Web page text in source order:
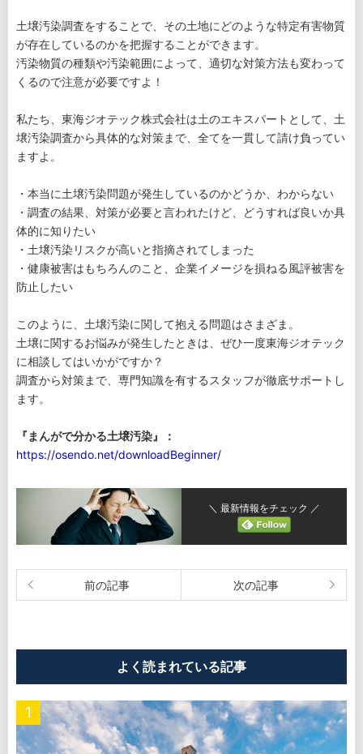
土壌汚染調査をすることで、その土地にどのような特定有害物質
が存在しているのかを把握することができます。
汚染物質の種類や汚染範囲によって、適切な対策方法も変わって
くるので注意が必要ですよ！
私たち、東海ジオテック株式会社は土のエキスパートとして、土
壌汚染調査から具体的な対策まで、全てを一貫して請け負ってい
ますよ。
・本当に土壌汚染問題が発生しているのかどうか、わからない
・調査の結果、対策が必要と言われたけど、どうすれば良いか具
体的に知りたい
・土壌汚染リスクが高いと指摘されてしまった
・健康被害はもちろんのこと、企業イメージを損ねる風評被害を
防止したい
このように、土壌汚染に関して抱える問題はさまざま。
土壌に関するお悩みが発生したときは、ぜひ一度東海ジオテック
に相談してはいかがですか？
調査から対策まで、専門知識を有するスタッフが徹底サポートし
ます。
『まんがで分かる土壌汚染』：
https://osendo.net/downloadBeginner/
＼ 最新情報をチェック ／
よく読まれている記事